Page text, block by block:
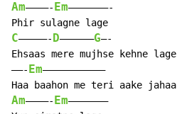
Am————- Em———————-
C—————- D—————–G—-
Ehsaas mere mujhse kehne lage
——- Em——————————–
Am————- Em———————